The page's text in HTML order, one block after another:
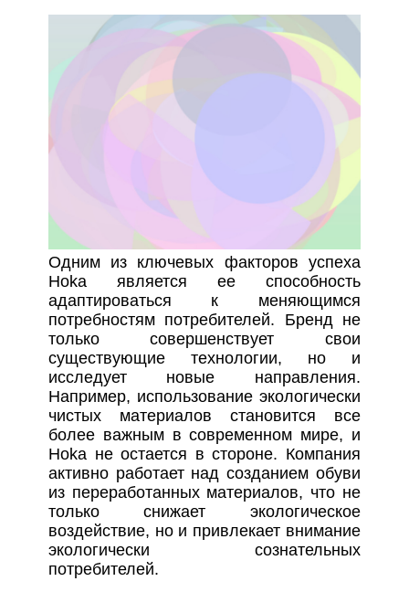
Одним из ключевых факторов успеха
Hoka является ее способность
адаптироваться к меняющимся
потребностям потребителей. Бренд не
только совершенствует свои
существующие технологии, но и
исследует новые направления.
Например, использование экологически
чистых материалов становится все
более важным в современном мире, и
Hoka не остается в стороне. Компания
активно работает над созданием обуви
из переработанных материалов, что не
только снижает экологическое
воздействие, но и привлекает внимание
экологически сознательных
потребителей.